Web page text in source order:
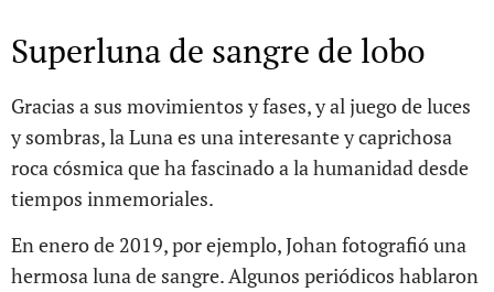
Superluna de sangre de lobo
Gracias a sus movimientos y fases, y al juego de luces
y sombras, la Luna es una interesante y caprichosa
roca cósmica que ha fascinado a la humanidad desde
tiempos inmemoriales.
En enero de 2019, por ejemplo, Johan fotografió una
hermosa luna de sangre. Algunos periódicos hablaron